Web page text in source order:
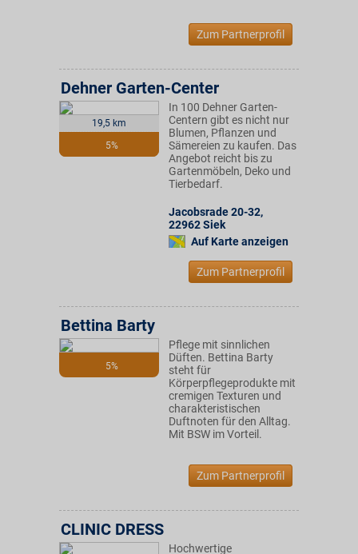
Zum Partnerprofil
19,5 km
5%
Dehner Garten-Center
In 100 Dehner Garten-
Centern gibt es nicht nur
Blumen, Pflanzen und
Sämereien zu kaufen. Das
Angebot reicht bis zu
Gartenmöbeln, Deko und
Tierbedarf.
Jacobsrade 20-32,
22962Siek
Auf Karte anzeigen
Zum Partnerprofil
5%
Bettina Barty
Pflege mit sinnlichen
Düften. Bettina Barty
steht für
Körperpflegeprodukte mit
cremigen Texturen und
charakteristischen
Duftnoten für den Alltag.
Mit BSW im Vorteil.
Zum Partnerprofil
CLINIC DRESS
Hochwertige